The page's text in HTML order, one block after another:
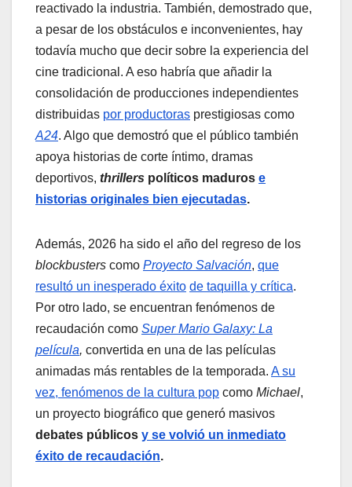
reactivado la industria. También, demostrado que,
a pesar de los obstáculos e inconvenientes, hay
todavía mucho que decir sobre la experiencia del
cine tradicional. A eso habría que añadir la
consolidación de producciones independientes
distribuidas por productoras prestigiosas como
A24. Algo que demostró que el público también
apoya historias de corte íntimo, dramas
deportivos, thrillers políticos maduros e
historias originales bien ejecutadas.
Además, 2026 ha sido el año del regreso de los
blockbusters como Proyecto Salvación, que
resultó un inesperado éxito de taquilla y crítica.
Por otro lado, se encuentran fenómenos de
recaudación como Super Mario Galaxy: La
película, convertida en una de las películas
animadas más rentables de la temporada. A su
vez, fenómenos de la cultura pop como Michael,
un proyecto biográfico que generó masivos
debates públicos y se volvió un inmediato
éxito de recaudación.